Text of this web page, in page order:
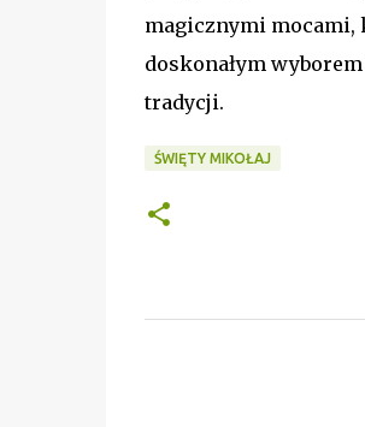
magicznymi mocami,
doskonałym
tradycji.
ŚWIĘTY MIKOŁAJ